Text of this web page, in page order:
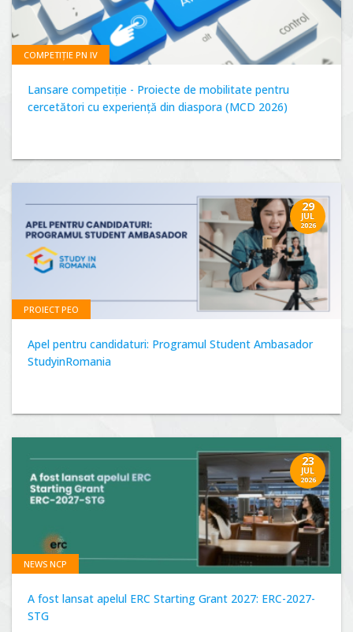
COMPETIȚIE PN IV
Lansare competiție - Proiecte de mobilitate pentru
cercetători cu experiență din diaspora (MCD 2026)
29
JUL
2026
PROIECT PEO
Apel pentru candidaturi: Programul Student Ambasador
StudyinRomania
23
JUL
2026
NEWS NCP
A fost lansat apelul ERC Starting Grant 2027: ERC-2027-
STG